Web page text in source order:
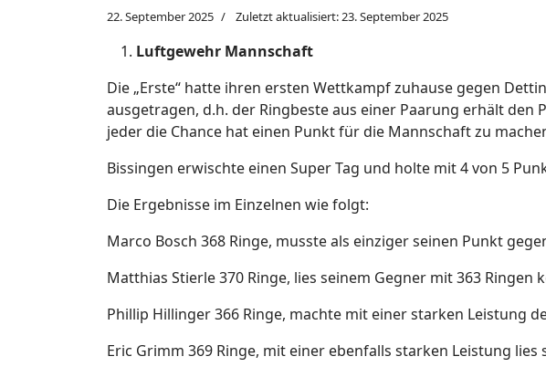
22. September 2025 Zuletzt aktualisiert: 23. September 2025
Luftgewehr Mannschaft
Die „Erste“ hatte ihren ersten Wettkampf zuhause gegen
ausgetragen, d.h. der Ringbeste aus einer Paarung erhält
jeder die Chance hat einen Punkt für die Mannschaft zu
Bissingen erwischte einen Super Tag und holte mit 4 von 5
Die Ergebnisse im Einzelnen wie folgt:
Marco Bosch 368 Ringe, musste als einziger seinen Punkt
Matthias Stierle 370 Ringe, lies seinem Gegner mit 363 Ringen
Phillip Hillinger 366 Ringe, machte mit einer starken Leistung
Eric Grimm 369 Ringe, mit einer ebenfalls starken Leistung